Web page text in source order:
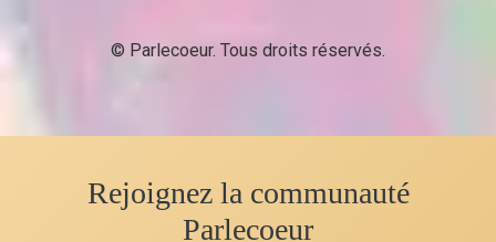
© Parlecoeur. Tous droits réservés.
Rejoignez la communauté
Parlecoeur